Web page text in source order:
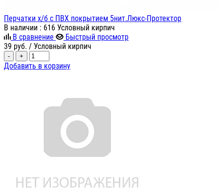
Перчатки х/б с ПВХ покрытием 5нит.Люкс-Протектор
В наличии : 616 Условный кирпич
В сравнение
Быстрый просмотр
39 руб. / Условный кирпич
- +
Добавить в корзину